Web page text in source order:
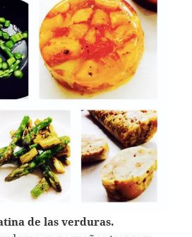
de las verduras.